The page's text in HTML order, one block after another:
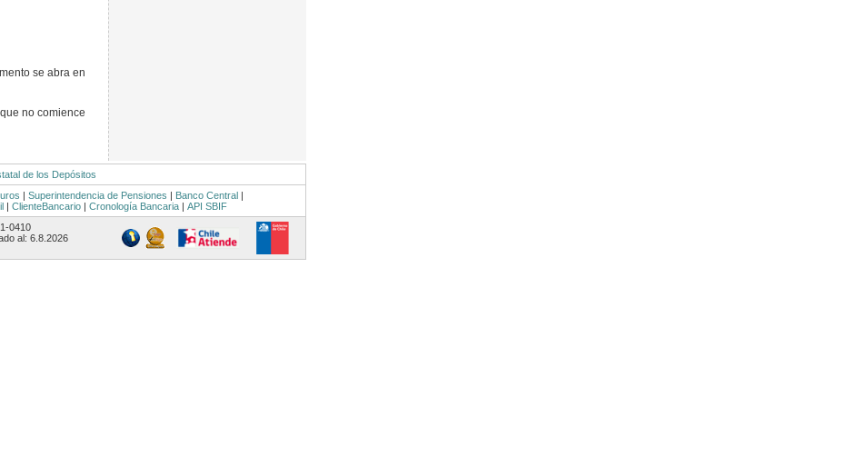
se abra en
no comience
de los Depósitos
| Superintendencia de Pensiones | Banco Central |
| ClienteBancario | Cronología Bancaria | API SBIF
0410
al: 6.8.2026